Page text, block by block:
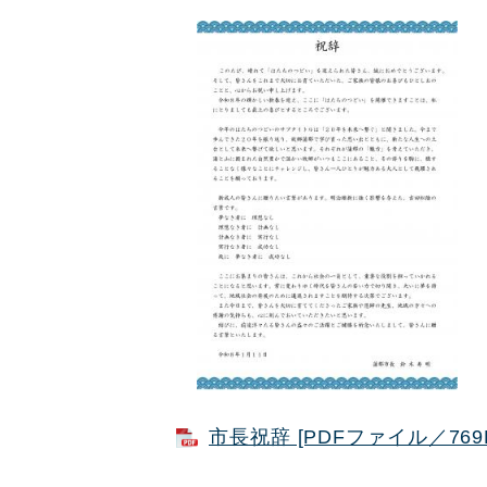
市長祝辞 [PDFファイル／